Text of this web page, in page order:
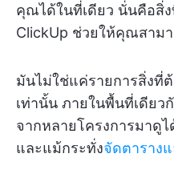
คุณได้ในที่เดียว นั่นคือสิ่
ClickUp ช่วยให้คุณสาม
มันไม่ใช่แค่รายการสิ่งที่
เท่านั้น ภายในพื้นที่เดีย
จากหลายโครงการมาดู
และแม้กระทั่งจัดตาราง